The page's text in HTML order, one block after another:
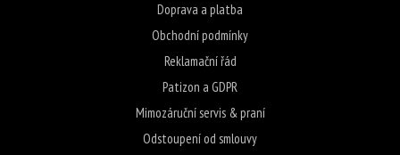
Doprava a platba
Obchodní podmínky
Reklamační řád
Patizon a GDPR
Mimozáruční servis & praní
Odstoupení od smlouvy